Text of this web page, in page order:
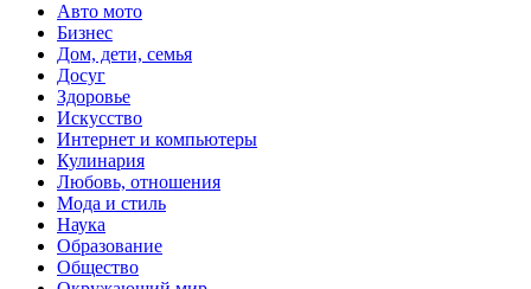
Авто мото
Бизнес
Дом, дети, семья
Досуг
Здоровье
Искусство
Интернет и компьютеры
Кулинария
Любовь, отношения
Мода и стиль
Наука
Образование
Общество